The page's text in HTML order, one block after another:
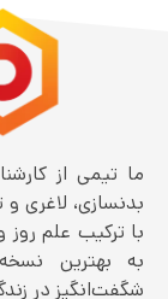
ما تیمی از
بدنسازی، لاغری
با ترکیب علم
به بهترین
شگفت‌انگیز در